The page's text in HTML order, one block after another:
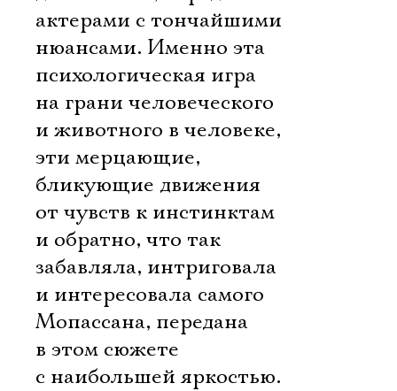
актерами с тончайшими
нюансами. Именно эта
психологическая игра
на грани человеческого
и животного в человеке,
эти мерцающие,
бликующие движения
от чувств к инстинктам
и обратно, что так
забавляла, интриговала
и интересовала самого
Мопассана, передана
в этом сюжете
с наибольшей яркостью.
Электропочта
Имя